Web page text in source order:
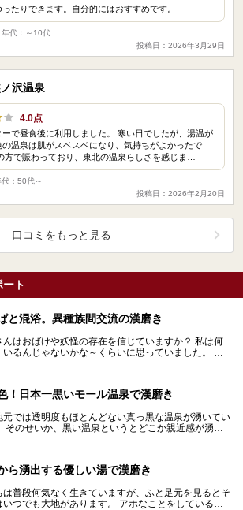
たりできます。自分的にはおすすめです。
代：～10代
投稿日：2026年3月29日
沢温泉
4.0点
ーで昼食後に利用しました。 寒い日でしたが、湯温が
の温泉は肌がスベスベになり、気持ちがよかったで
方で賑わっており、東北の温泉らしさを感じま…
：50代～
投稿日：2026年2月20日
口コミをもっと見る
ト
と混浴。異種族間交流の漢磨き
んはおばけや妖怪の存在を信じていますか？ 私は何
いるんじゃないかな～くらいに思っていました。 そ
！日本一黒いモール温泉で漢磨き
元では透明度もほとんどない真っ黒な温泉が湧いてい
そのせいか、黒い温泉というとどこか親近感が湧い
ら湧出する優しい湯で漢磨き
は普段何気なく生きていますが、ふと足元を見るとそ
いつでも大地があります。 アホなことをしていると